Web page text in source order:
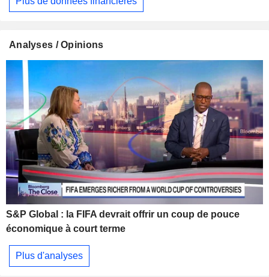
Analyses / Opinions
S&P Global : la FIFA devrait offrir un coup de pouce
économique à court terme
Plus d'analyses